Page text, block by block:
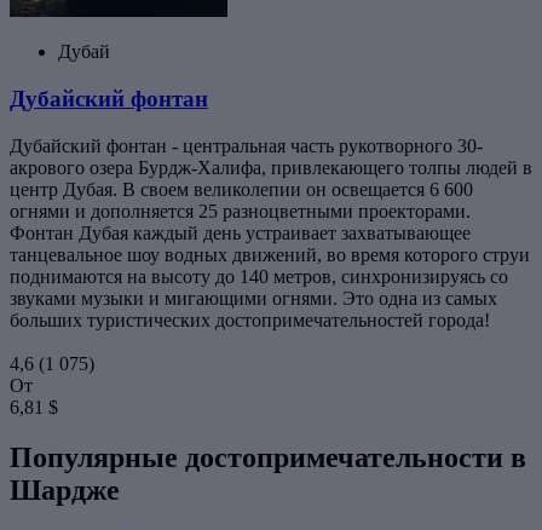
Дубай
Дубайский фонтан
Дубайский фонтан - центральная часть рукотворного 30-
акрового озера Бурдж-Халифа, привлекающего толпы людей в
центр Дубая. В своем великолепии он освещается 6 600
огнями и дополняется 25 разноцветными проекторами.
Фонтан Дубая каждый день устраивает захватывающее
танцевальное шоу водных движений, во время которого струи
поднимаются на высоту до 140 метров, синхронизируясь со
звуками музыки и мигающими огнями. Это одна из самых
больших туристических достопримечательностей города!
4,6 (1 075)
От
6,81 $
Популярные достопримечательности в
Шардже